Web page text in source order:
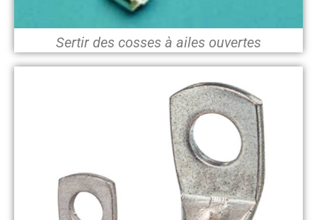
Sertir des cosses à ailes ouvertes